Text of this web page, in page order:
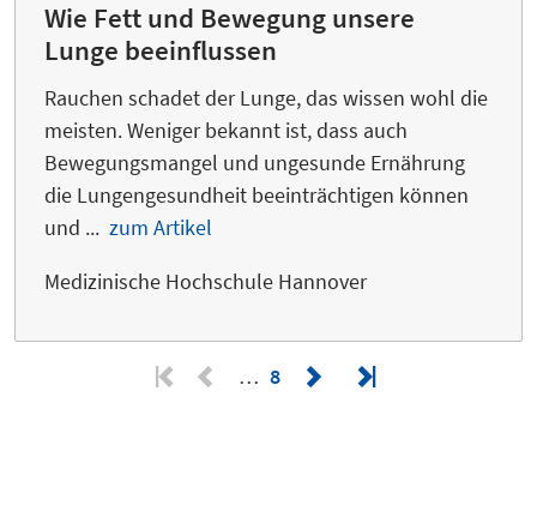
Wie Fett und Bewegung unsere
Lunge beeinflussen
Rauchen schadet der Lunge, das wissen wohl die
meisten. Weniger bekannt ist, dass auch
Bewegungsmangel und ungesunde Ernährung
die Lungengesundheit beeinträchtigen können
und ... zum Artikel
Medizinische Hochschule Hannover
… 8